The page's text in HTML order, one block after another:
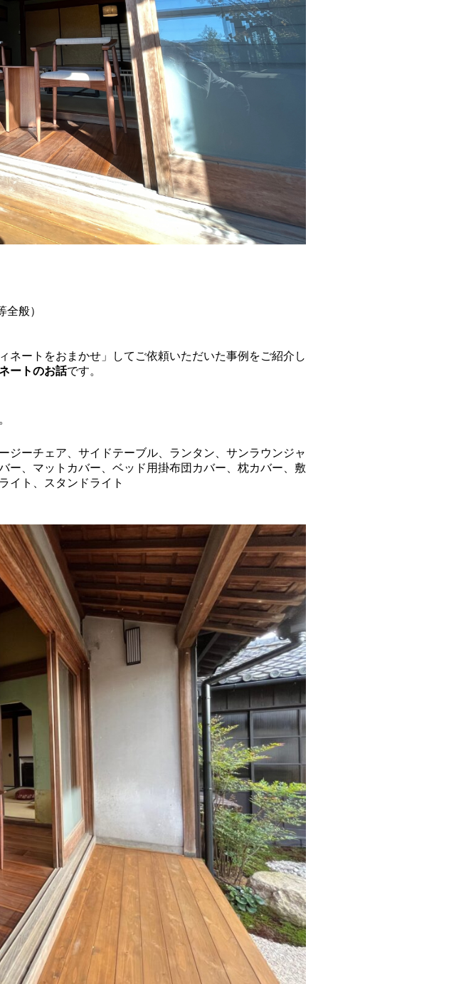
般）
ネートをおまかせ」してご依頼いただいた事例をご紹介し
ートのお話です。
ジーチェア、サイドテーブル、ランタン、サンラウンジャ
ー、マットカバー、ベッド用掛布団カバー、枕カバー、敷
イト、スタンドライト